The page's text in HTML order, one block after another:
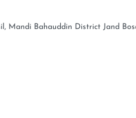
Mandi Bahauddin District Jand